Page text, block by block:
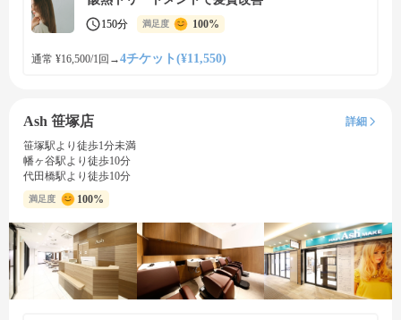
150分 満足度 100%
通常 ¥16,500/1回 →4チケット(¥11,550)
Ash 笹塚店
詳細
笹塚駅より徒歩1分未満
幡ヶ谷駅より徒歩10分
代田橋駅より徒歩10分
満足度 100%